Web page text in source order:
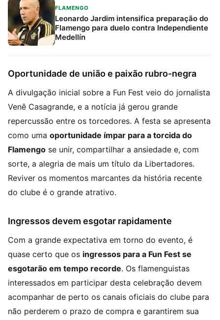
FLAMENGO
Leonardo Jardim intensifica preparação do
Flamengo para duelo contra Independiente
Medellín
Oportunidade de união e paixão rubro-negra
A divulgação inicial sobre a Fun Fest veio do jornalista
Venê Casagrande, e a notícia já gerou grande
repercussão entre os torcedores. A festa se apresenta
como uma oportunidade ímpar para a torcida do
Flamengo se unir, compartilhar a ansiedade e, com
sorte, a alegria de mais um título da Libertadores.
Reviver os momentos marcantes da história recente
do clube é o grande atrativo.
Ingressos devem esgotar rapidamente
Com a grande expectativa em torno do evento, é
quase certo que os ingressos para a Fun Fest se
esgotarão em tempo recorde. Os flamenguistas
interessados em participar desta celebração devem
acompanhar de perto os canais oficiais do clube para
não perderem o prazo de compra e garantirem sua